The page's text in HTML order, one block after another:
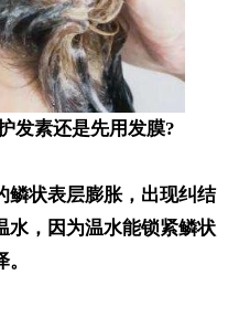
发素还是先用发膜?
状表层膨胀，出现纠结
水，因为温水能锁紧鳞状